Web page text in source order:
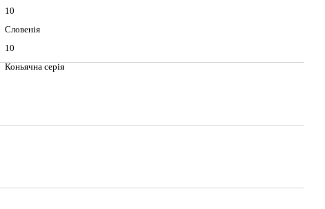
10
Словенія
10
Коньячна серія